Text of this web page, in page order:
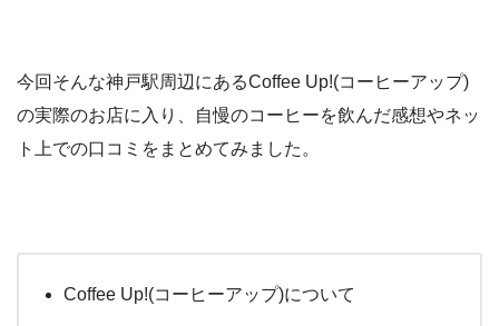
今回そんな神戸駅周辺にあるCoffee Up!(コーヒーアップ)
の実際のお店に入り、自慢のコーヒーを飲んだ感想やネッ
ト上での口コミをまとめてみました。
Coffee Up!(コーヒーアップ)について